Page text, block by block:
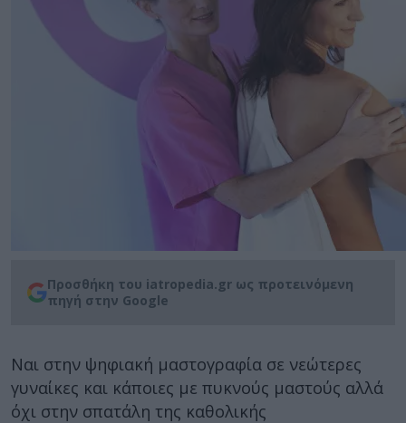
Προσθήκη του iatropedia.gr ως προτεινόμενη
πηγή στην Google
Ναι στην ψηφιακή μαστογραφία σε νεώτερες
γυναίκες και κάποιες με πυκνούς μαστούς αλλά
όχι στην σπατάλη της καθολικής